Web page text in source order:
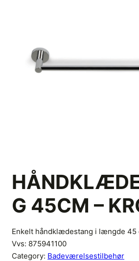
G 45CM –
Enkelt håndklædestang i længde 45
Vvs: 875941100
Category: Badeværelsestilbehør